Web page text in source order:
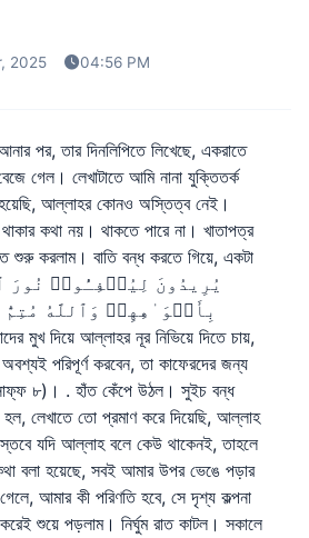
2025 04:56 PM
পর, তার দিনলিপিতে লিখেছে, একরাতে
গেল। লেখাটাতে আমি নানা যুক্তিতর্ক
আল্লাহর কোনও অস্তিত্ব নেই।
কথা নয়। থাকতে পারে না। খাতাপত্র
শুরু করলাম। বাতি বন্ধ করতে গিয়ে, একটা
بِأَفۡوَ ٰ⁠هِهِمۡ وَٱللَّهُ مُتِمُّ
পরিপূর্ণ করবেন, তা কাফেরদের জন্য
৮)। . হাঁত কেঁপে উঠল। সুইচ বন্ধ
হল, লেখাতে তো প্রমাণ করে দিয়েছি, আল্লাহ
যদি আল্লাহ বলে কেউ থাকেনই, তাহলে
বলা হয়েছে, সবই আমার উপর ভেঙে পড়ার
আমার কী পরিণতি হবে, সে দৃশ্য কল্পনা
শুয়ে পড়লাম। নির্ঘুম রাত কাটল। সকালে